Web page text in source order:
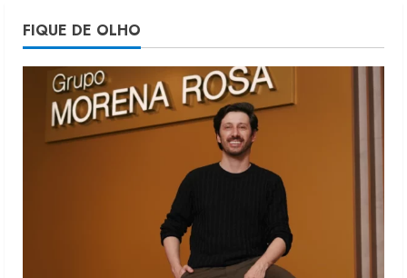
5
Projeto testa passaporte digital na
moda nacional
4 de agosto de 2026
FIQUE DE OLHO